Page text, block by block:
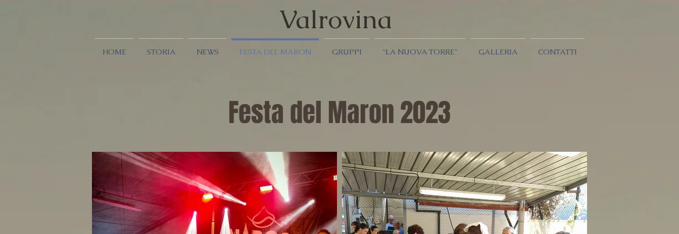
Valrovina
HOME STORIA NEWS FESTA DEL MARON GRUPPI "LA NUOVA TORRE" GALLERIA CONTATTI
Festa del Maron 2023